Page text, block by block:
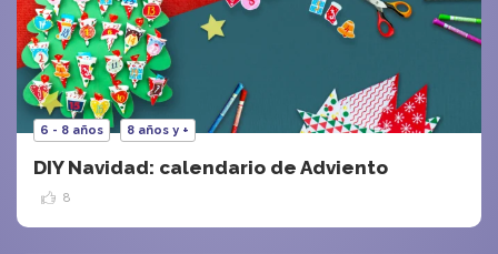
6 - 8 años 8 años y +
DIY Navidad: calendario de Adviento
8